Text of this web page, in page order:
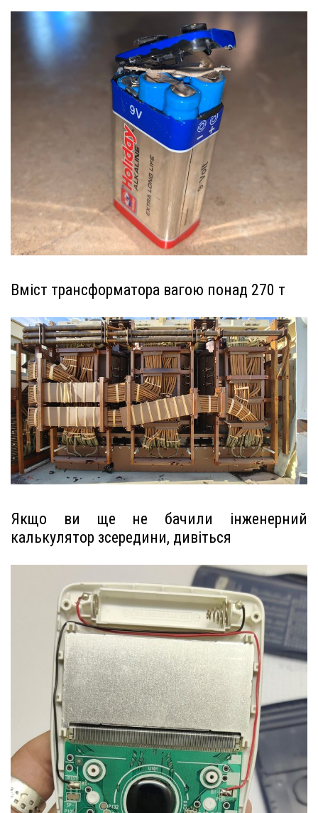
Вміст трансформатора вагою понад 270 т
Якщо ви ще не бачили інженерний
калькулятор зсередини, дивіться